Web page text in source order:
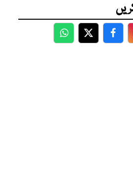
WhatsApp
Twitter